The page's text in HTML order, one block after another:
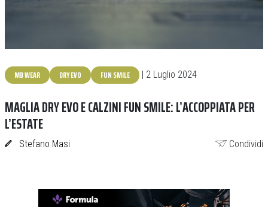
MB WEAR DRY EVO FUN SMILE | 2 Luglio 2024
MAGLIA DRY EVO E CALZINI FUN SMILE: L’ACCOPPIATA PER
L’ESTATE
Stefano Masi Condividi